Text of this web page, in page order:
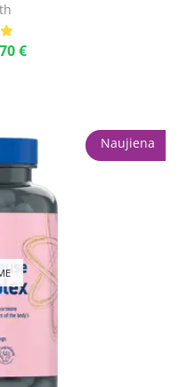
€
Naujiena